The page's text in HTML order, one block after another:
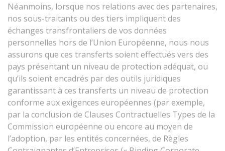
Néanmoins, lorsque nos relations avec des partenaires,
nos sous-traitants ou des tiers impliquent des
échanges transfrontaliers de vos données
personnelles hors de l’Union Européenne, nous nous
assurons que ces transferts soient effectués vers des
pays présentant un niveau de protection adéquat, ou
qu’ils soient encadrés par des outils juridiques
garantissant à ces transferts un niveau de protection
conforme aux exigences européennes (par exemple,
par la conclusion de Clauses Contractuelles Types de la
Commission européenne ou encore au moyen de
l’adoption, par les entités concernées, de Règles